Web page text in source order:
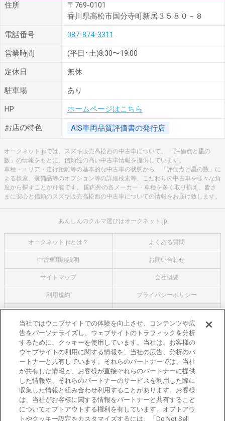
住所
〒769-0101
香川県高松市国分寺町新居３５８０－８
電話番号 087-874-3311
営業時間 (平日･土)8:30〜19:00
定休日 無休
駐車場 あり
HP ホームページはこちら
お店の特色 AIS車両品質評価書の発行店
オークネット.jpでは、スズキ販売高松西の中古車について、 「評価点と星の
数」の情報をもとに、信頼性の高い中古車情報を提供しています。
車種・エリア・走行距離等の基本的な中古車の状態から、「評価点と星の数」に
よる検索、装備品等のオプション等の詳細検索等、こだわりの中古車を様々な角
度から探すことが可能です。 国内外の各メーカー・車種を多く取り揃え、皆さ
まに安心と信頼のスズキ販売高松西の中古車についての情報をお届け致します。
あんしんのクルマ選びはオークネット.jp
オークネット.jpとは？ よくある質問
中古車用語説明 お問い合わせ
サイトマップ 会社概要
利用規約 プライバシーポリシー
オークネットのその他のサービス
バイク関連サービス
中古バイクを探すならバイクの窓口
レンタルバイクに乗るならモトオークレンタルバイク
ブランド関連サービス
ブランド品の買取はギャラリーレア
当社ではウェブサイトでの体験を向上させ、コンテンツや広
告をパーソナライズし、ウェブサイトのトラフィックを分析
するために、クッキーを使用しています。当社は、お客様の
ウェブサイトの利用に関する情報を、当社の広告、分析のパ
ートナーと共有しています。それらのパートナーでは、当社
が共有した情報と、お客様が直接それらのパートナーに提供
した情報や、それらのパートナーのサービスを利用した際に
収集した情報と組み合わせ利用することがあります。お客様
は、当社がお客様に関する情報をパートナーと共有すること
についてオプトアウトする権利を有しています。オプトアウ
トやクッキー設定をカスタマイズするには、「Do Not Sell